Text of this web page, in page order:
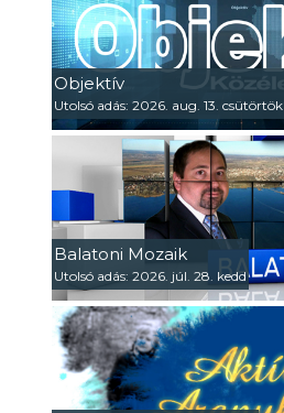
Objektív
Utolsó adás: 2026. aug. 13. csütörtök
Balatoni Mozaik
Utolsó adás: 2026. júl. 28. kedd